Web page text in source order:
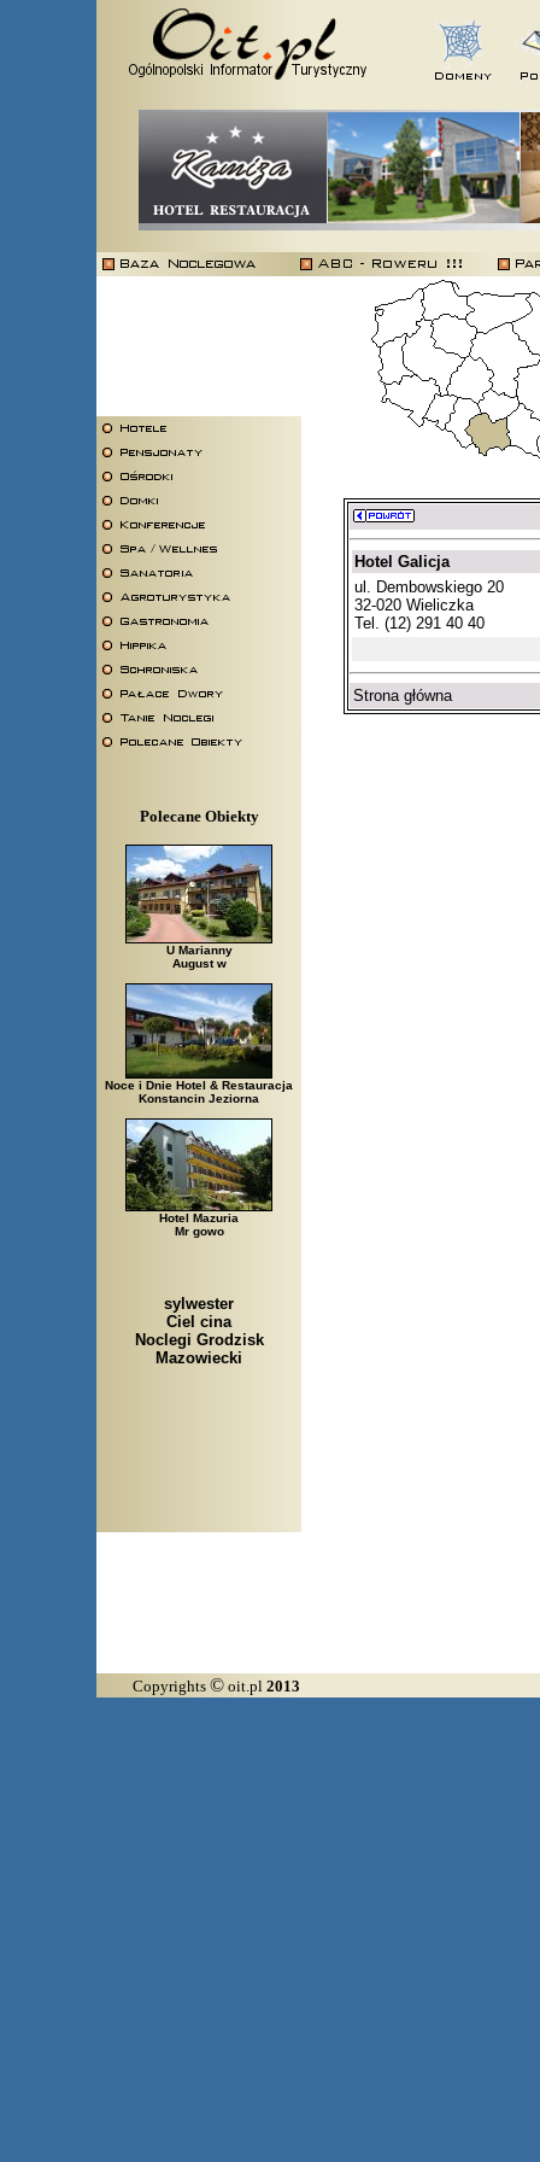
Polecane Obiekty
U Marianny
August w
Noce i Dnie Hotel & Restauracja
Konstancin Jeziorna
Hotel Mazuria
Mr gowo
sylwester
Ciel cina
Noclegi Grodzisk
Mazowiecki
Hotel Galicja
ul. Dembowskiego 20
32-020 Wieliczka
Tel. (12) 291 40 40
Strona główna
Copyrights © oit.pl 2013